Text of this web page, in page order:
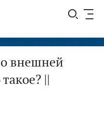
внешней
||